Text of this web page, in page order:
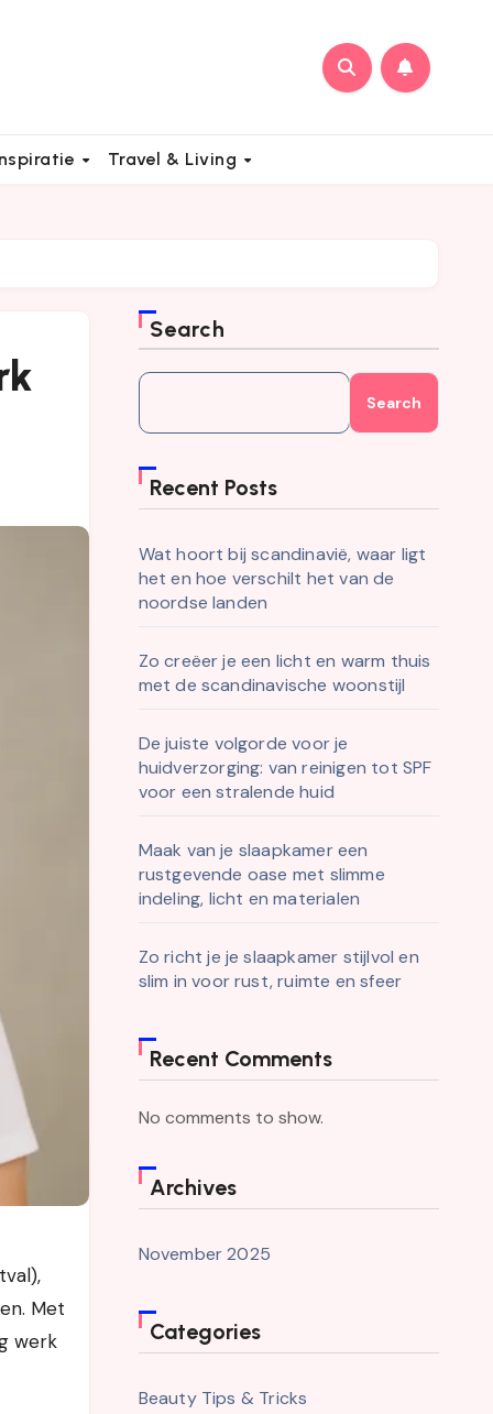
Travel & Living
Met
werk
Search
Search
Recent Posts
Wat hoort bij scandinavië, waar ligt
het en hoe verschilt het van de
noordse landen
Zo creëer je een licht en warm thuis
met de scandinavische woonstijl
De juiste volgorde voor je
huidverzorging: van reinigen tot SPF
voor een stralende huid
Maak van je slaapkamer een
rustgevende oase met slimme
indeling, licht en materialen
Zo richt je je slaapkamer stijlvol en
slim in voor rust, ruimte en sfeer
Recent Comments
No comments to show.
Archives
November 2025
Categories
Beauty Tips & Tricks